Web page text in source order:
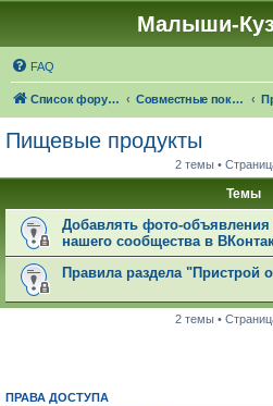
Малыши-
FAQ
Список форумов Совместные покупки "Малыши-Кузнечики"
Пищевые продукты
2 темы •
Темы
Добавлять фото-
нашего сообщества в
Правила раздела "Пристрой
2 темы •
ПРАВА ДОСТУПА